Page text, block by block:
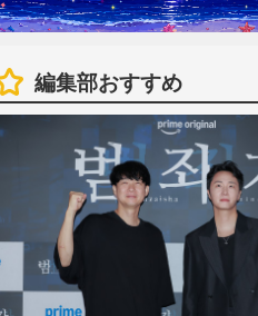
編集部おすすめ